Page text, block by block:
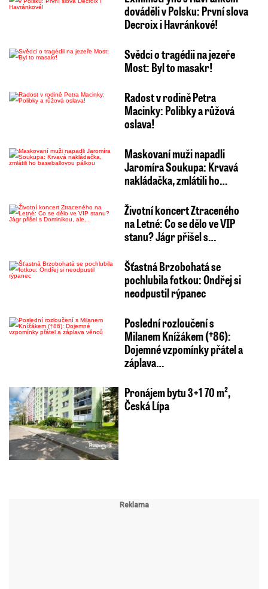
dováděli v Polsku: První slova
Decroix i Havránkové!
Svědci o tragédii na jezeře
Most: Byl to masakr!
Radost v rodině Petra
Macinky: Polibky a růžová
oslava!
Maskovaní muži napadli
Jaromíra Soukupa: Krvavá
nakládačka, zmlátili ho…
Životní koncert Ztraceného
na Letné: Co se dělo ve VIP
stanu? Jágr přišel s…
Šťastná Brzobohatá se
pochlubila fotkou: Ondřej si
neodpustil rýpanec
Poslední rozloučení s
Milanem Knížákem (†86):
Dojemné vzpomínky přátel a
záplava…
Pronájem bytu 3+1 70 m²,
Česká Lípa